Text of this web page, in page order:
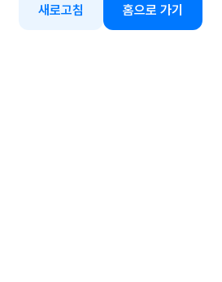
새로고침 홈으로 가기